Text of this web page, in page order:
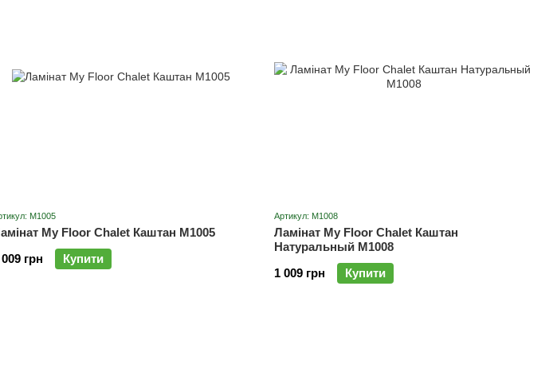
M1005
My Floor Chalet Каштан M1005
грн
Купити
Артикул: M1008
Ламінат My Floor Chalet Каштан
Натуральный M1008
1 009 грн
Купити